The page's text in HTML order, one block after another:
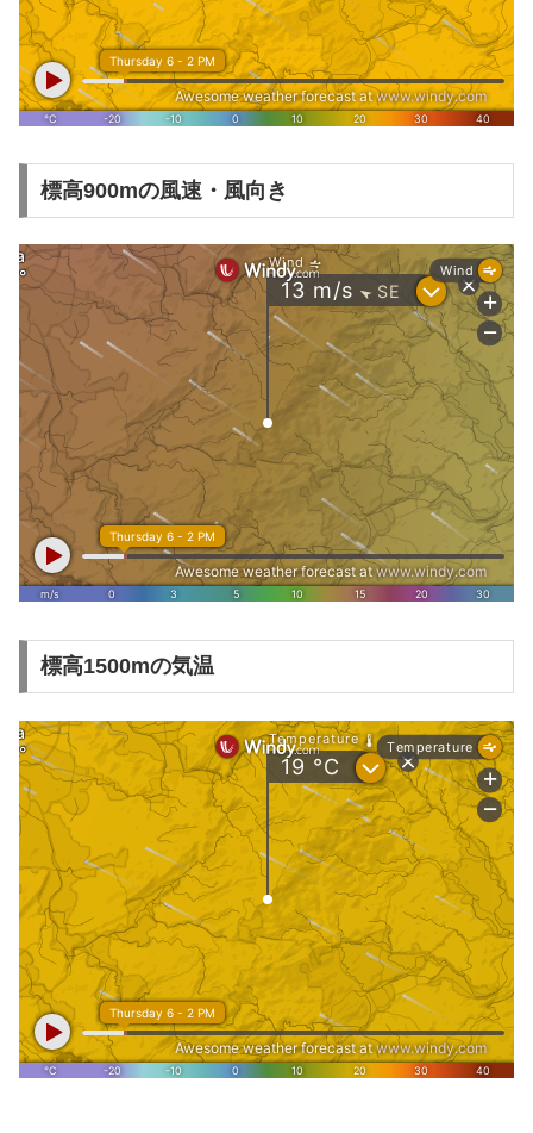
標高900mの風速・風向き
標高1500mの気温